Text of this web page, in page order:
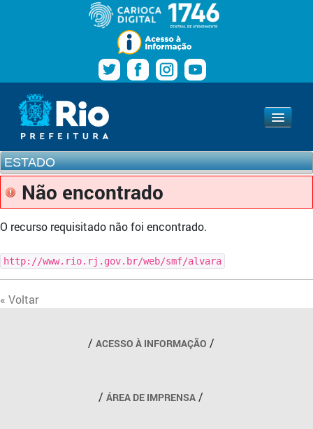
Pular para o conteúdo
Navegação
www.rio.rj.gov.br
Estado
ESTADO
Não encontrado
O recurso requisitado não foi encontrado.
http://www.rio.rj.gov.br/web/smf/alvara
« Voltar
Outros links
ACESSO À INFORMAÇÃO
ÁREA DE IMPRENSA